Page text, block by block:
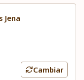
Jena
Cambiar